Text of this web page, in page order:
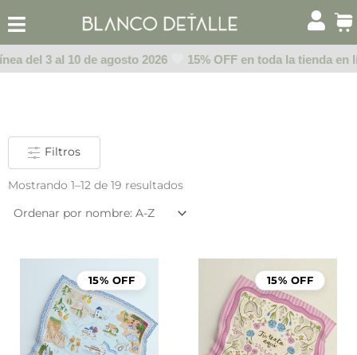
al
contenido
del 3 al 10 de agosto 2026 15% OFF en toda la tienda en
Filtros
Mostrando 1–12 de 19 resultados
15% OFF 15% OFF